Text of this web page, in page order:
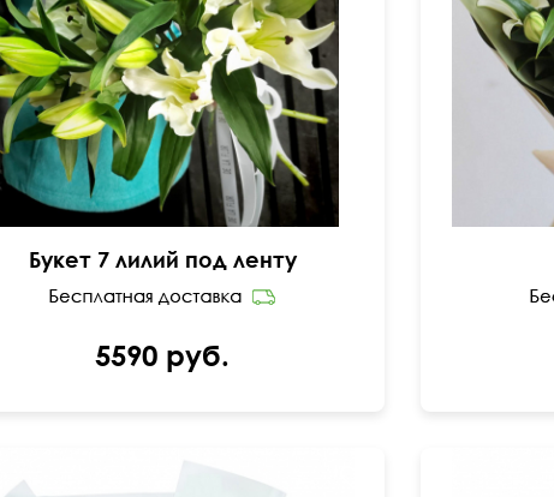
70 см 50 см
Букет 7 лилий под ленту
5590 руб.